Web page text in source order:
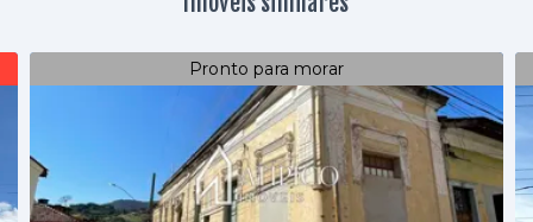
Pronto para morar